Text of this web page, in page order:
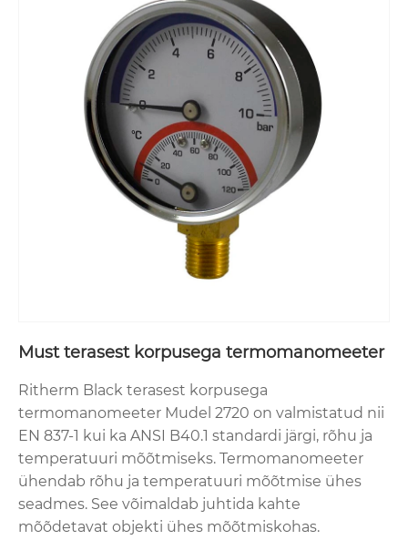
Must terasest korpusega termomanomeeter
Ritherm Black terasest korpusega
termomanomeeter Mudel 2720 on valmistatud nii
EN 837-1 kui ka ANSI B40.1 standardi järgi, rõhu ja
temperatuuri mõõtmiseks. Termomanomeeter
ühendab rõhu ja temperatuuri mõõtmise ühes
seadmes. See võimaldab juhtida kahte
mõõdetavat objekti ühes mõõtmiskohas.